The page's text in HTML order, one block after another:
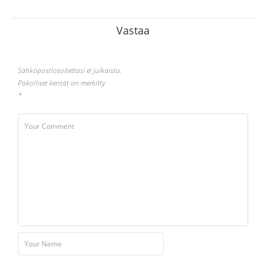
Vastaa
Sähköpostiosoitettasi ei julkaista.
Pakolliset kentät on merkitty
*